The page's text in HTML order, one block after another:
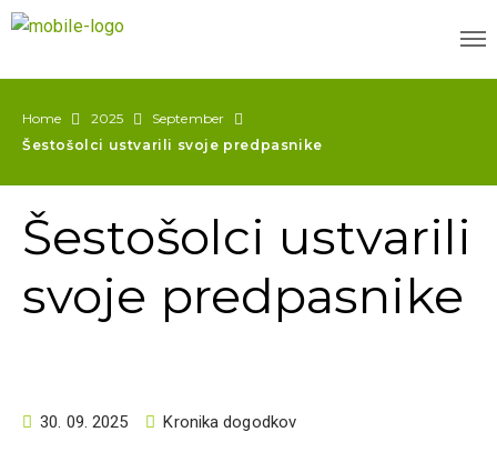
Home 2025
September
Šestošolci ustvarili svoje predpasnike
Šestošolci ustvarili
svoje predpasnike
30. 09. 2025 Kronika dogodkov